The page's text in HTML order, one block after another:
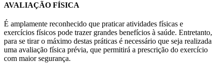
AVALIAÇÃO FÍSICA
É amplamente reconhecido que praticar atividades físicas e
exercícios físicos pode trazer grandes benefícios à saúde. Entretanto,
para se tirar o máximo destas práticas é necessário que seja realizada
uma avaliação física prévia, que permitirá a prescrição do exercício
com maior segurança.